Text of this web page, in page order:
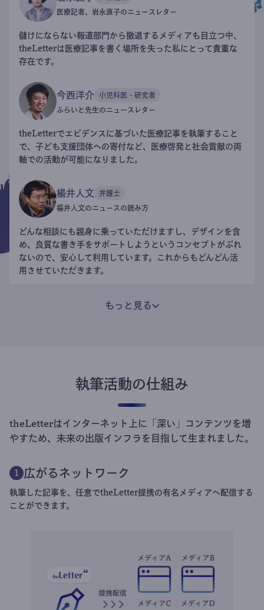
医療記者、岩永直子のニュースレター
儲けにならない報道部門から撤退するメディアも目立つ中、
theLetterは医療記事を書く場所を失った私にとって貴重な
存在です。
今西洋介 小児科医・研究者
ふらいと先生のニュースレター
theLetterでエビデンスに基づいた医療記事を執筆すること
で、子ども支援団体への寄付など、医療啓発と社会貢献の両
軸での活動が可能になりました。
楊井人文 弁護士
楊井人文のニュースの読み方
どんな相談にも親身に乗っていただけますし、デザインを含
め、良質な書き手をサポートしようというコンセプトがぶれ
ないので、安心して利用しています。これからもどんどん活
用させていただきます。
もっと見る
執筆活動の仕組み
theLetterはインターネット上に「深い」コンテンツを増
やすため、未来の出版インフラを目指して生まれました。
1 広がるネットワーク
執筆した記事を、任意でtheLetter提携の有名メディアへ配信する
ことができます。